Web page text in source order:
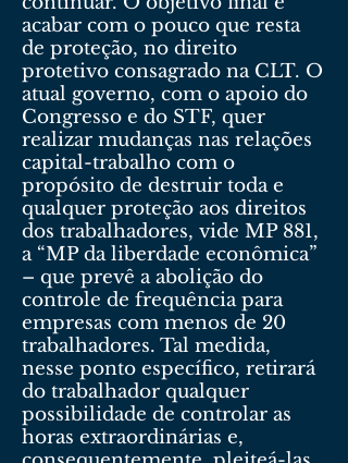
acabar com o pouco que resta
de proteção, no direito
protetivo consagrado na CLT. O
atual governo, com o apoio do
Congresso e do STF, quer
realizar mudanças nas relações
capital-trabalho com o
propósito de destruir toda e
qualquer proteção aos direitos
dos trabalhadores, vide MP 881,
a “MP da liberdade econômica”
– que prevê a abolição do
controle de frequência para
empresas com menos de 20
trabalhadores. Tal medida,
nesse ponto específico, retirará
do trabalhador qualquer
possibilidade de controlar as
horas extraordinárias e,